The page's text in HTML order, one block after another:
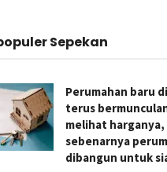
Sepekan
Perumahan baru
terus
melihat harganya,
sebenarnya
dibangun untuk